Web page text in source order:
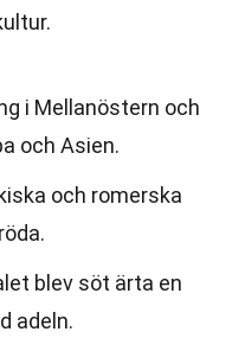
i Mellanöstern och
och Asien.
och romerska
blev söt ärta en
adeln.